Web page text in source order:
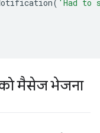
( 'Had to
मैसेज भेजना